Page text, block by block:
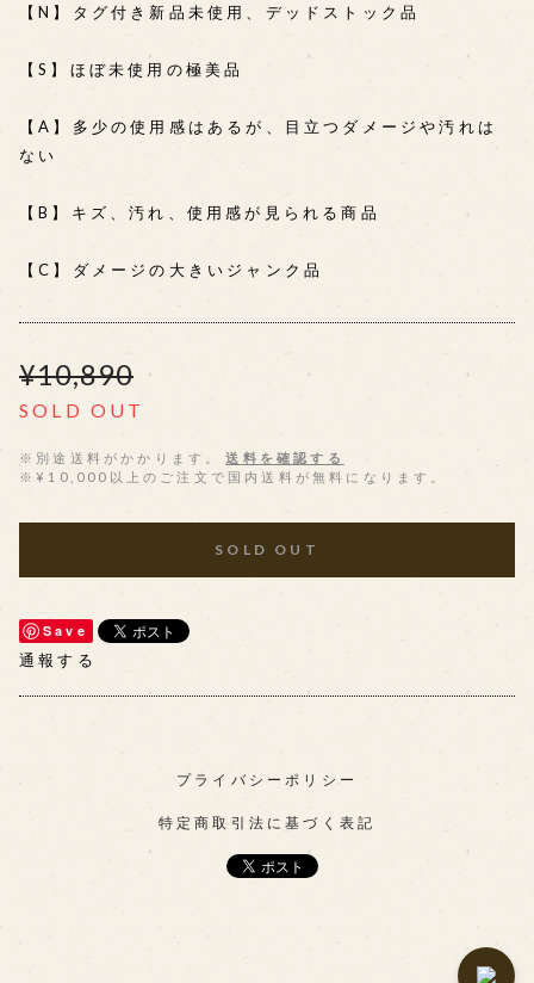
【N】タグ付き新品未使用、デッドストック品
【S】ほぼ未使用の極美品
【A】多少の使用感はあるが、目立つダメージや汚れは
ない
【B】キズ、汚れ、使用感が見られる商品
【C】ダメージの大きいジャンク品
¥10,890
SOLD OUT
※別途送料がかかります。
送料を確認する
※¥10,000以上のご注文で国内送料が無料になります。
SOLD OUT
Save
通報する
プライバシーポリシー
特定商取引法に基づく表記